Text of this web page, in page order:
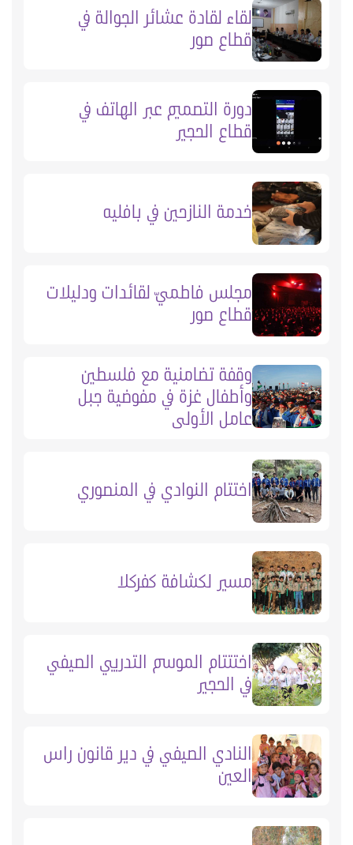
لقاء لقادة عشائر الجوالة في
قطاع صور
دورة التصميم عبر الهاتف في
قطاع الحجير
خدمة النازحين في بافليه
مجلس فاطميّ لقائدات ودليلات
قطاع صور
وقفة تضامنية مع فلسطين
وأطفال غزة في مفوضية جبل
عامل الأولى
اختتام النوادي في المنصوري
مسير لكشافة كفركلا
اختتتام الموسم التدريبي الصيفي
في الحجير
النادي الصيفي في دير قانون راس
العين